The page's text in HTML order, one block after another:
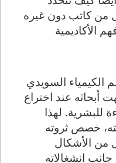
من كاتب دون غيره
الأكاديمية
(1833-1896)، عالم الكيمياء السويدي
أبحاثه عند اختراع
للبشرية. لهذا
خصص ثروته
الأشكال
جانب انشغالاته